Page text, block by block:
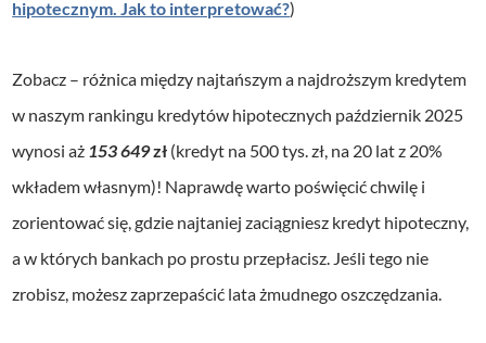
hipotecznym. Jak to interpretować?)
Zobacz – różnica między najtańszym a najdroższym kredytem
w naszym rankingu kredytów hipotecznych październik 2025
wynosi aż 153 649zł (kredyt na 500 tys. zł, na 20 lat z 20%
wkładem własnym)! Naprawdę warto poświęcić chwilę i
zorientować się, gdzie najtaniej zaciągniesz kredyt hipoteczny,
a w których bankach po prostu przepłacisz. Jeśli tego nie
zrobisz, możesz zaprzepaścić lata żmudnego oszczędzania.